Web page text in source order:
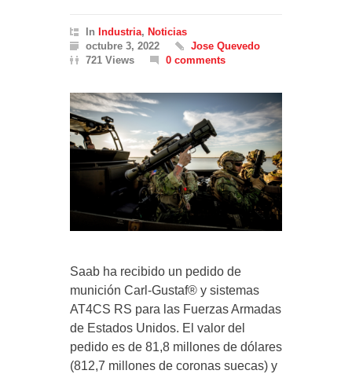
In Industria, Noticias
octubre 3, 2022
Jose Quevedo
721 Views
0 comments
Saab ha recibido un pedido de
munición Carl-Gustaf® y sistemas
AT4CS RS para las Fuerzas Armadas
de Estados Unidos. El valor del
pedido es de 81,8 millones de dólares
(812,7 millones de coronas suecas) y